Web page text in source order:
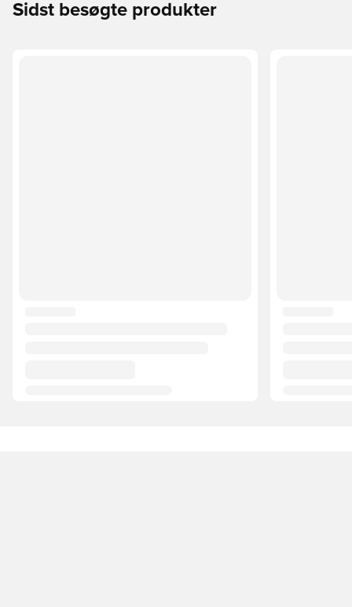
Sidst besøgte produkter